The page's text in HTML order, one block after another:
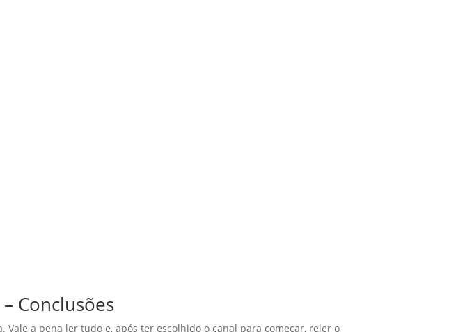
Conclusões
a pena ler tudo e, após ter escolhido o canal para começar, reler o